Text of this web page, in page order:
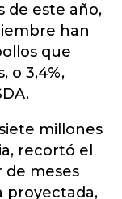
de este año,
han
que
o 3,4%,
millones
recortó el
de meses
proyectada,